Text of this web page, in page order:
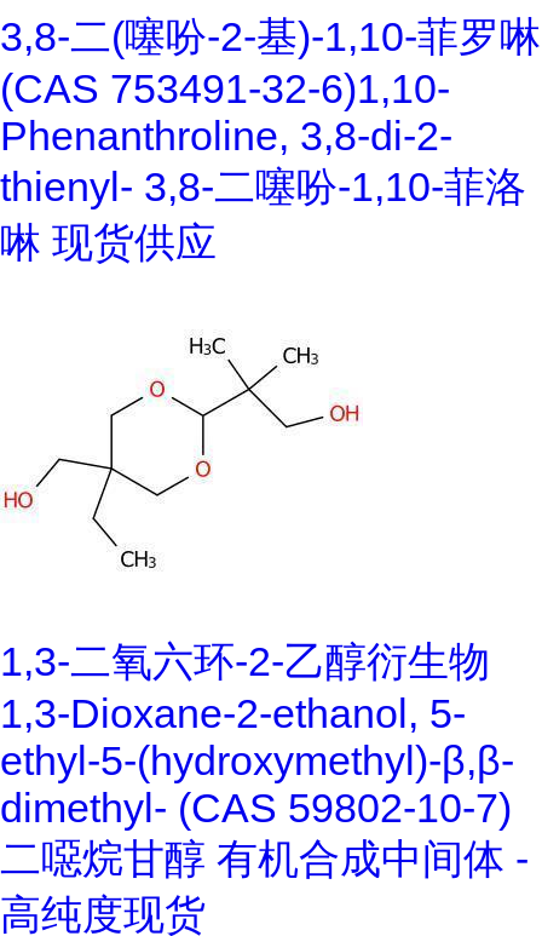
3,8-二(噻吩-2-基)-1,10-菲罗啉
(CAS 753491-32-6)1,10-
Phenanthroline, 3,8-di-2-
thienyl- 3,8-二噻吩-1,10-菲洛
啉 现货供应
1,3-二氧六环-2-乙醇衍生物
1,3-Dioxane-2-ethanol, 5-
ethyl-5-(hydroxymethyl)-β,β-
dimethyl- (CAS 59802-10-7)
二噁烷甘醇 有机合成中间体 -
高纯度现货